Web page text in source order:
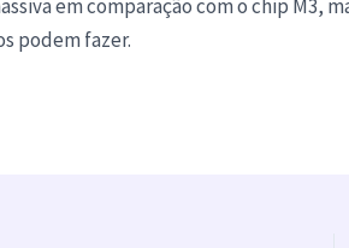
em comparação com o chip M3,
podem fazer.